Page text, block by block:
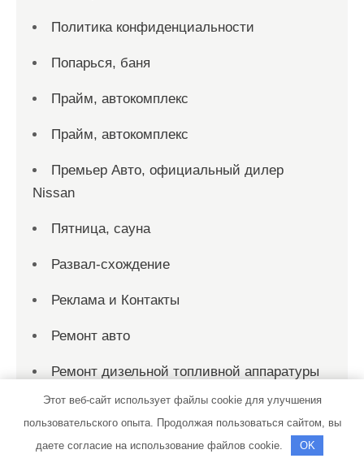
Политика конфиденциальности
Попарься, баня
Прайм, автокомплекс
Прайм, автокомплекс
Премьер Авто, официальный дилер
Nissan
Пятница, сауна
Развал-схождение
Реклама и Контакты
Ремонт авто
Ремонт дизельной топливной аппаратуры
Ремонт дизельных топливных систем
Ремонт-бамперов-Ставрополь.рф
Этот веб-сайт использует файлы cookie для улучшения
пользовательского опыта. Продолжая пользоваться сайтом, вы
даете согласие на использование файлов cookie.
OK